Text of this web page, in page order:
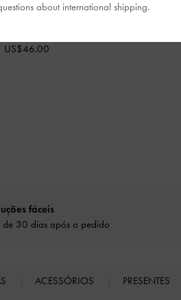
US$46.00
fáceis
de 30 dias após o pedido
ACESSÓRIOS PRESENTES
about international shipping.